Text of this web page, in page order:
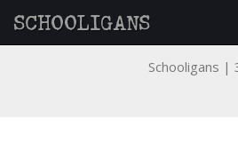
SCHOOLIGANS
Schooligans